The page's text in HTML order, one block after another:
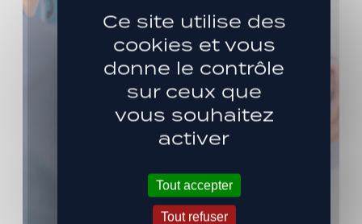
Ce site utilise des
cookies et vous
donne le contrôle
sur ceux que
vous souhaitez
activer
Tout accepter
Tout refuser